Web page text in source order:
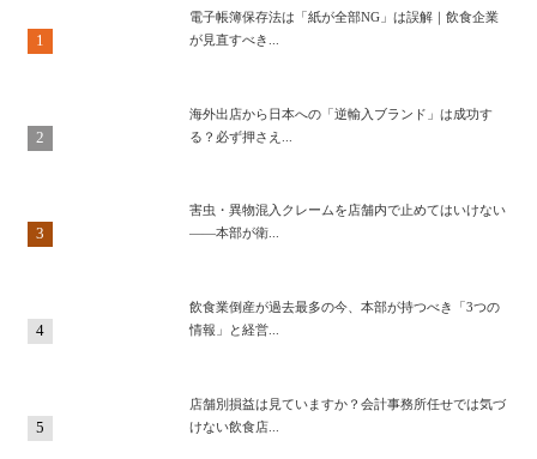
1
電子帳簿保存法は「紙が全部NG」は誤解｜飲食企業
が見直すべき...
2
海外出店から日本への「逆輸入ブランド」は成功す
る？必ず押さえ...
3
害虫・異物混入クレームを店舗内で止めてはいけない
——本部が衛...
4
飲食業倒産が過去最多の今、本部が持つべき「3つの
情報」と経営...
5
店舗別損益は見ていますか？会計事務所任せでは気づ
けない飲食店...